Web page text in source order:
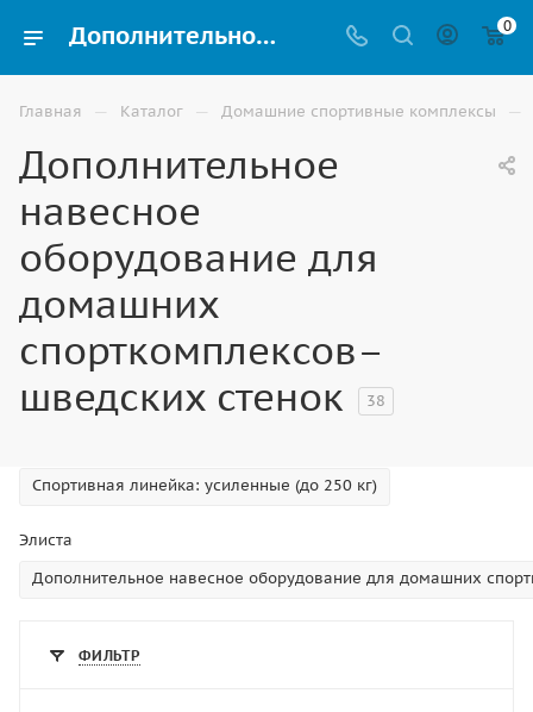
Дополнительное навесное оборудование для домашних спорткомплексов–шведских стенок купить в Элисте | ВИНКО 0
Главная — Каталог — Домашние спортивные комплексы —
Дополнительное
навесное
оборудование для
домашних
спорткомплексов–
шведских стенок
38
Спортивная линейка: усиленные (до 250 кг)
Элиста
Дополнительное навесное оборудование для домашних
ФИЛЬТР